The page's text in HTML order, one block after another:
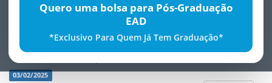
Quero uma bolsa para Pós-Graduação
EAD
*Exclusivo Para Quem Já Tem Graduação*
Encontro Inspirador em Caconde/SP
03/02/2025